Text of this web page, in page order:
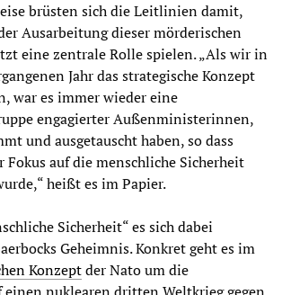
brüsten sich die Leitlinien damit,
Ausarbeitung dieser mörderischen
eine zentrale Rolle spielen. „Als wir in
Jahr das strategische Konzept
war es immer wieder eine
engagierter Außenministerinnen,
und ausgetauscht haben, so dass
Fokus auf die menschliche Sicherheit
heißt es im Papier.
Sicherheit“ es sich dabei
Geheimnis. Konkret geht es im
Konzeptder Nato um die